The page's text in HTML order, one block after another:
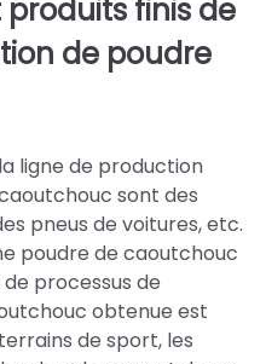
finis de
de poudre
ligne de production
sont des
pneus de voitures, etc.
poudre de caoutchouc
processus de
obtenue est
de sport, les